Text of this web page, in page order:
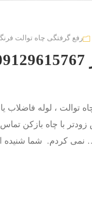
رفع گرفتگی چاه توالت
، لوله فاضلاب
با چاه بازکن
کردم. شما شنیده